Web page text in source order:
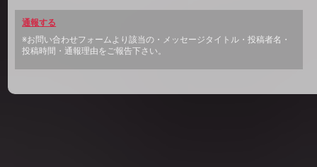
通報する
※お問い合わせフォームより該当の・メッセージタイトル・投稿者名・
投稿時間・通報理由をご報告下さい。